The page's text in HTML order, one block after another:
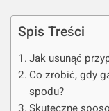
Spis Treści
Jak usunąć
Co zrobić, gdy
spodu?